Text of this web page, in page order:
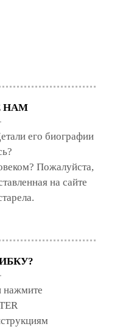
НАМ
его биографии
Пожалуйста,
на сайте
нажмите